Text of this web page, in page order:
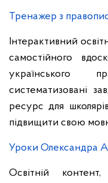
Тренажер з
Інтерактивний
самостійного
українського
систематизовані
ресурс для
підвищити свою
Уроки Олександра
Освітній